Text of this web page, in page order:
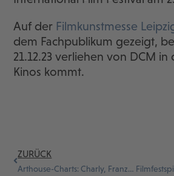
Auf der Filmkunstmesse
dem Fachpublikum gezeigt,
21.12.23 verliehen von DCM
Kinos kommt.
ZURÜCK
Arthouse-Charts: Charly, Franz und das fernöstliche Idyll